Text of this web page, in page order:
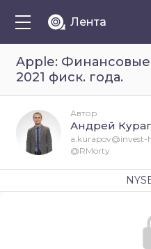
Лента
Apple: Финансовые
2021 фиск. года.
Автор
Андрей
a.kurapov@invest-
@RMorty